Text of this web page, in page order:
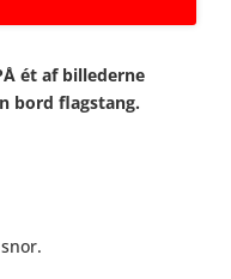
ét af billederne
bord flagstang.